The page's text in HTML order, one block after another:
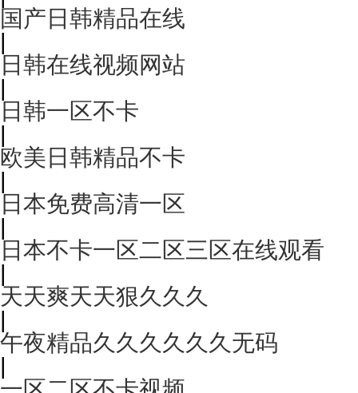
国产日韩精品在线
|
日韩在线视频网站
|
日韩一区不卡
|
欧美日韩精品不卡
|
日本免费高清一区
|
日本不卡一区二区三区在线观看
|
天天爽天天狠久久久
|
午夜精品久久久久久久无码
|